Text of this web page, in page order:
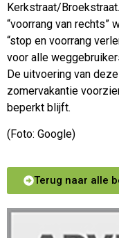
Kerkstraat/
“voorrang van rechts”
“stop en voorrang
voor alle
De uitvoering van
zomervakantie
beperkt blijft.
(Foto: Google)
Terug naar alle